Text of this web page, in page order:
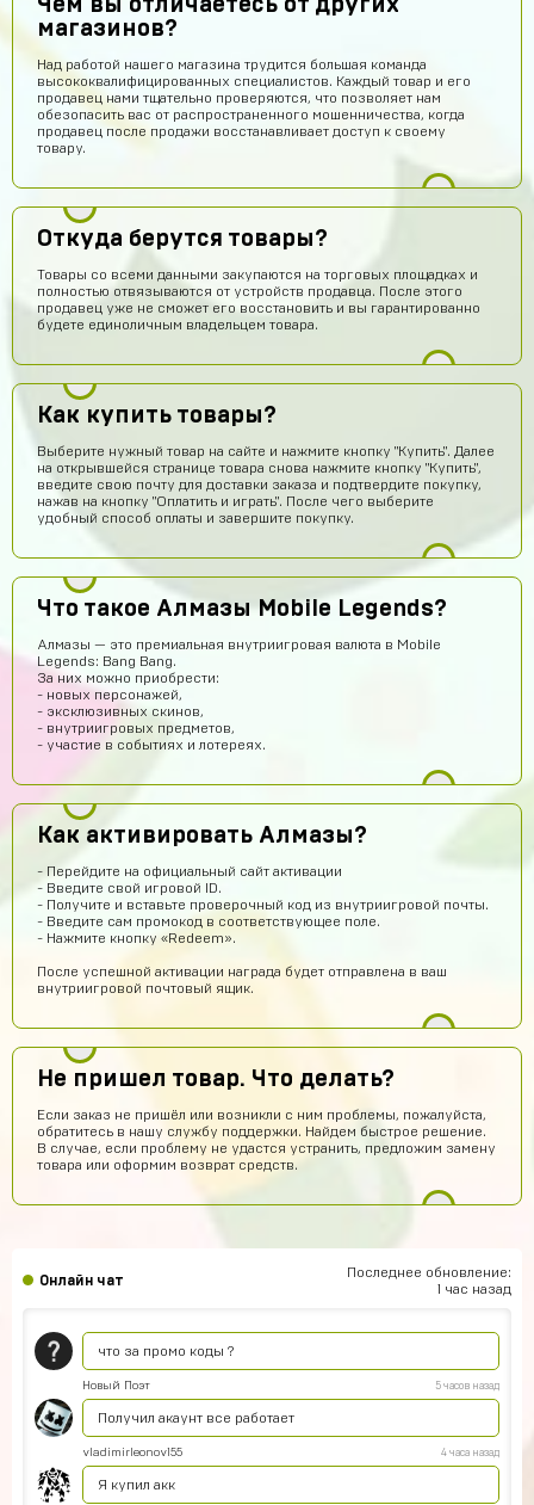
Чем вы отличаетесь от других
магазинов?
Над работой нашего магазина трудится большая команда
высококвалифицированных специалистов. Каждый товар и его
продавец нами тщательно проверяются, что позволяет нам
обезопасить вас от распространенного мошенничества, когда
продавец после продажи восстанавливает доступ к своему
товару.
Откуда берутся товары?
Товары со всеми данными закупаются на торговых площадках и
полностью отвязываются от устройств продавца. После этого
продавец уже не сможет его восстановить и вы гарантированно
будете единоличным владельцем товара.
Как купить товары?
Выберите нужный товар на сайте и нажмите кнопку "Купить". Далее
на открывшейся странице товара снова нажмите кнопку "Купить",
введите свою почту для доставки заказа и подтвердите покупку,
нажав на кнопку "Оплатить и играть". После чего выберите
удобный способ оплаты и завершите покупку.
Что такое Алмазы Mobile Legends?
Алмазы — это премиальная внутриигровая валюта в Mobile
Legends: Bang Bang.
За них можно приобрести:
- новых персонажей,
- эксклюзивных скинов,
- внутриигровых предметов,
- участие в событиях и лотереях.
Как активировать Алмазы?
- Перейдите на официальный сайт активации
- Введите свой игровой ID.
- Получите и вставьте проверочный код из внутриигровой почты.
- Введите сам промокод в соответствующее поле.
- Нажмите кнопку «Redeem».
После успешной активации награда будет отправлена в ваш
внутриигровой почтовый ящик.
Не пришел товар. Что делать?
Если заказ не пришёл или возникли с ним проблемы, пожалуйста,
обратитесь в нашу службу поддержки. Найдем быстрое решение.
В случае, если проблему не удастся устранить, предложим замену
товара или оформим возврат средств.
Онлайн чат
Последнее обновление:
1 час назад
Алина Айлова 15 часов назад
Топ
Саша Заятников
Топ
Геннадий Быков 13 часов назад
Окей
Yaroslav Bulavintcev
Тимофей Колесников
chromov78 10 часов назад
привет
one love 9 часов назад
имба
Помогите пожалуйста, как войти в аккаунт????
что за промо коды ?
Новый Поэт 5 часов назад
Получил акаунт все работает
vladimirleonov155 4 часа назад
Я купил акк